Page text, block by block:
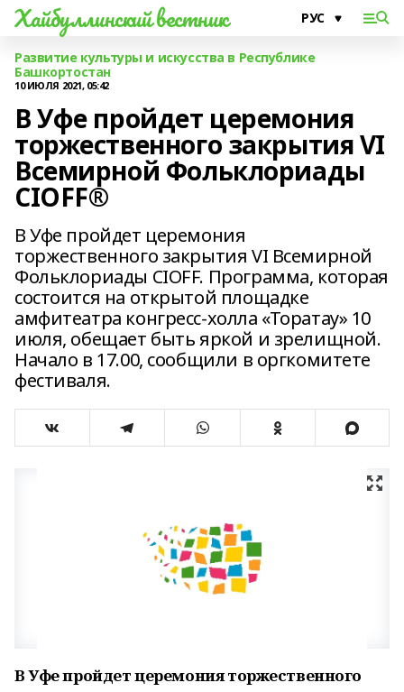
Хайбуллинский вестник
Развитие культуры и искусства в Республике
Башкортостан
10 ИЮЛЯ 2021, 05:42
В Уфе пройдет церемония
торжественного закрытия VI
Всемирной Фольклориады
CIOFF®️
В Уфе пройдет церемония
торжественного закрытия VI Всемирной
Фольклориады CIOFF. Программа, которая
состоится на открытой площадке
амфитеатра конгресс-холла «Торатау» 10
июля, обещает быть яркой и зрелищной.
Начало в 17.00, сообщили в оргкомитете
фестиваля.
В Уфе пройдет церемония торжественного